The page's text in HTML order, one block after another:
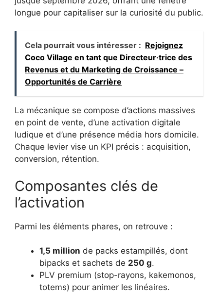
longue pour capitaliser sur la curiosité du public.
Cela pourrait vous intéresser : Rejoignez
Coco Village en tant que Directeur·trice des
Revenus et du Marketing de Croissance –
Opportunités de Carrière
La mécanique se compose d’actions massives
en point de vente, d’une activation digitale
ludique et d’une présence média hors domicile.
Chaque levier vise un KPI précis : acquisition,
conversion, rétention.
Composantes clés de
l’activation
Parmi les éléments phares, on retrouve :
1,5 million de packs estampillés, dont
bipacks et sachets de 250 g.
PLV premium (stop-rayons, kakemonos,
totems) pour animer les linéaires.